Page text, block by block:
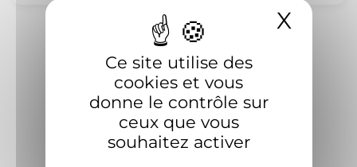
Ce site utilise des
cookies et vous
donne le contrôle sur
ceux que vous
souhaitez activer
X
Voir tous les avis sur Google
EXCELLENT